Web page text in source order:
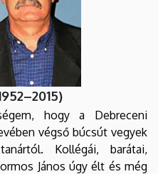
hogy a Debreceni
végső búcsút vegyek
Kollégái, barátai,
János úgy élt és még